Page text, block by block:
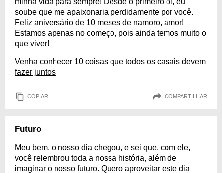
soube que me apaixonaria perdidamente por você.
Feliz aniversário de 10 meses de namoro, amor!
Estamos apenas no começo, pois ainda temos muito o
que viver!
Venha conhecer 10 coisas que todos os casais devem
fazer juntos
COPIAR COMPARTILHAR
Futuro
Meu bem, o nosso dia chegou, e sei que, com ele,
você relembrou toda a nossa história, além de
imaginar o nosso futuro. Quero aproveitar este dia